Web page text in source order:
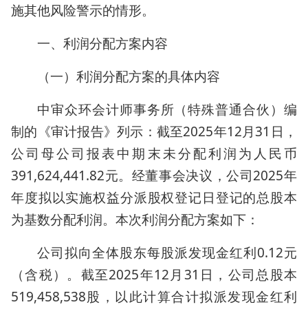
施其他风险警示的情形。
一、利润分配方案内容
（一）利润分配方案的具体内容
中审众环会计师事务所（特殊普通合伙）编
制的《审计报告》列示：截至2025年12月31日，
公司母公司报表中期末未分配利润为人民币
391,624,441.82元。经董事会决议，公司2025年
年度拟以实施权益分派股权登记日登记的总股本
为基数分配利润。本次利润分配方案如下：
公司拟向全体股东每股派发现金红利0.12元
（含税）。截至2025年12月31日，公司总股本
519,458,538股，以此计算合计拟派发现金红利